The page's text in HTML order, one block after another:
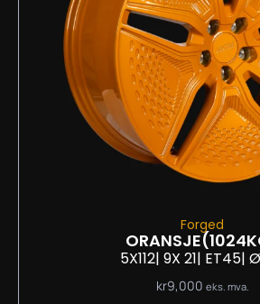
Forged
ORANSJE
5X112| 9X 21| ET45|
kr9,000 eks. mva.